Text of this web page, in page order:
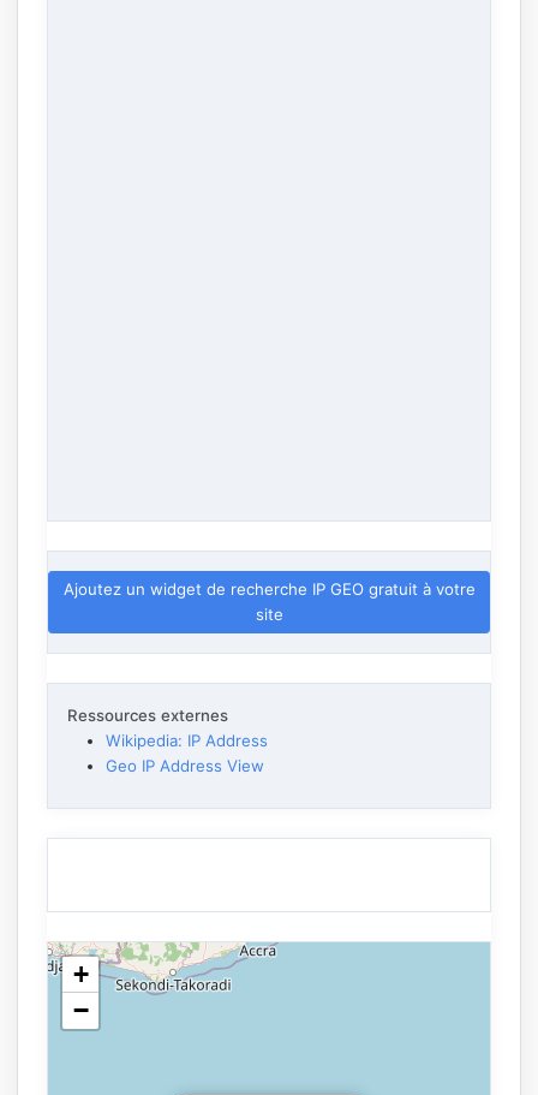
Ajoutez un widget de recherche IP GEO gratuit à votre
site
Ressources externes
Wikipedia: IP Address
Geo IP Address View
+
−